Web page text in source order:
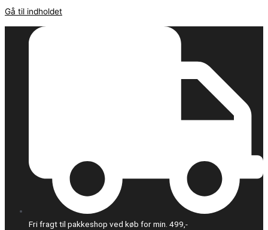
Gå til indholdet
Fri fragt til pakkeshop ved køb for min. 499,-